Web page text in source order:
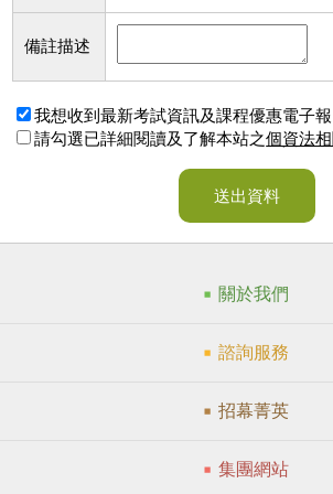
備註描述
我想收到最新考試資訊及課程優惠電子報
請勾選已詳細閱讀及了解本站之個資法
送出資料
關於我們
諮詢服務
招幕菁英
集團網站